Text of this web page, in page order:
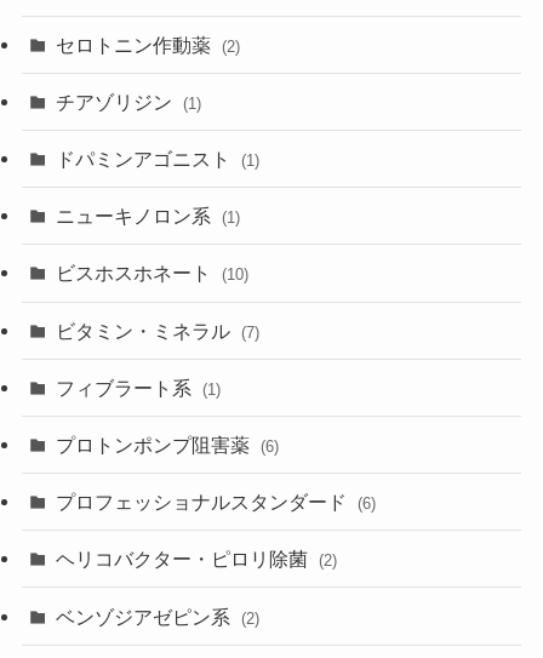
セロトニン作動薬 (2)
チアゾリジン (1)
ドパミンアゴニスト (1)
ニューキノロン系 (1)
ビスホスホネート (10)
ビタミン・ミネラル (7)
フィブラート系 (1)
プロトンポンプ阻害薬 (6)
プロフェッショナルスタンダード (6)
ヘリコバクター・ピロリ除菌 (2)
ベンゾジアゼピン系 (2)